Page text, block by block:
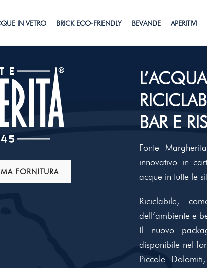
IN VETRO BRICK ECO-FRIENDLY BEVANDE APERITIVI
FORNITURA
BAR E
Fonte
innovativo in
acque in tutte le
Riciclabile,
dell’ambiente e
Il nuovo
disponibile nel
Piccole